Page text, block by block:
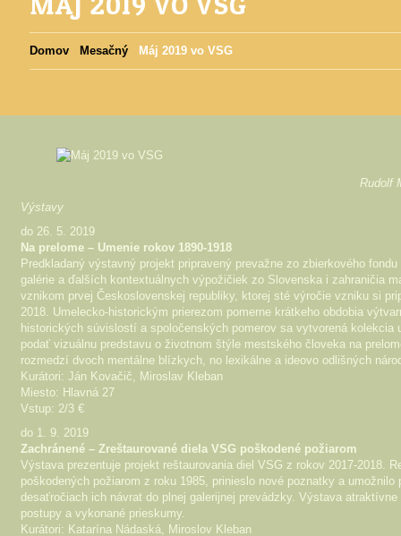
Domov Mesačný Máj 2019 vo VSG
Rudolf
Výstavy
do 26. 5. 2019
Na prelome – Umenie rokov 1890-1918
Predkladaný výstavný projekt pripravený prevažne zo zbierkového
galérie a ďalších kontextuálnych výpožičiek zo Slovenska i zahraničia
vznikom prvej Československej republiky, ktorej sté výročie vzniku si
2018. Umelecko-historickým prierezom pomerne krátkeho obdobia
historických súvislostí a spoločenských pomerov sa vytvorená kolekcia
podať vizuálnu predstavu o životnom štýle mestského človeka na
rozmedzí dvoch mentálne blízkych, no lexikálne a ideovo odlišných
Kurátori: Ján Kovačič, Miroslav Kleban
Miesto: Hlavná 27
Vstup: 2/3 €
do 1. 9. 2019
Zachránené – Zreštaurované diela VSG poškodené požiarom
Výstava prezentuje projekt reštaurovania diel VSG z rokov 2017-2018.
poškodených požiarom z roku 1985, prinieslo nové poznatky a umožnilo
desaťročiach ich návrat do plnej galerijnej prevádzky. Výstava
postupy a vykonané prieskumy.
Kurátori: Katarína Nádaská, Miroslov Kleban